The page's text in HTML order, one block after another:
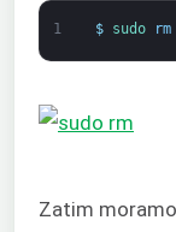
1 $ sudo rm
Zatim